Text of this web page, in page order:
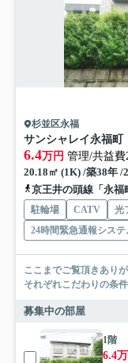
杉並区永福
サンシャレイ永福町
6.4万円 管理/共益費
20.18㎡ (1K) /築38年 /
京王井の頭線「永福
駐輪場 CATV 光
24時間緊急通報システ
ここまでご覧頂きありがとうございます
それぞれこだわりの条
募集中の部屋
1階
6.4